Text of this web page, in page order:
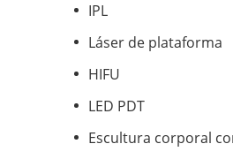
IPL
Láser de plataforma
HIFU
LED PDT